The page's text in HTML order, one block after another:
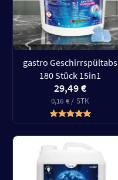
gastro Geschirrspültabs
180 Stück 15in1
29,49 €
0,16 € / STK